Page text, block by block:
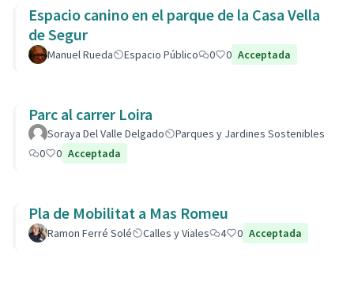
Espacio canino en el parque de la Casa Vella
de Segur
Manuel Rueda Espacio Público 0 0 Acceptada
Parc al carrer Loira
Soraya Del Valle Delgado
Parques y Jardines Sostenibles
0
0 Acceptada
Pla de Mobilitat a Mas Romeu
Ramon Ferré Solé Calles y Viales 4 0 Acceptada